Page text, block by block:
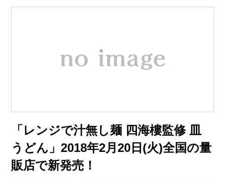
「レンジで汁無し麺 四海樓監修 皿
うどん」2018年2月20日(火)全国の量
販店で新発売！